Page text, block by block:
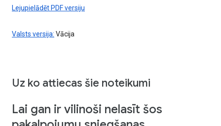
Lejupielādēt PDF versiju
Valsts versija: Vācija
Uz ko attiecas šie noteikumi
Lai gan ir vilinoši nelasīt šos